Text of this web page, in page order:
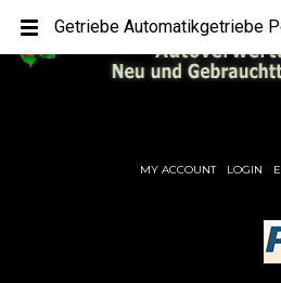
MY ACCOUNT LOGIN